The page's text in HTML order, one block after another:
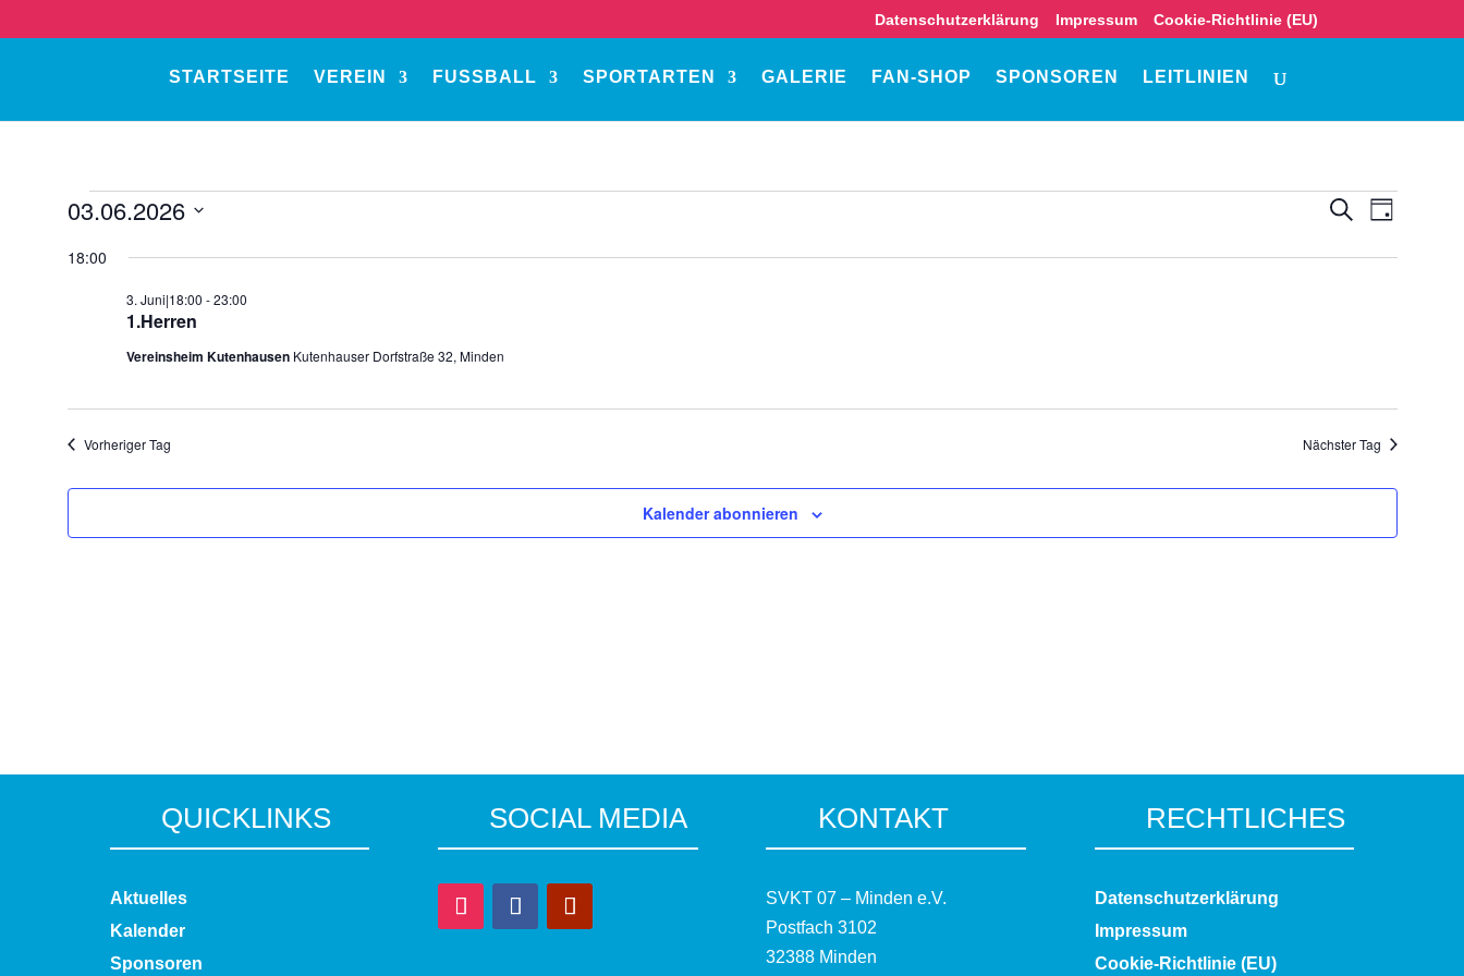
Datenschutzerklärung Impressum Cookie-Richtlinie (EU)
STARTSEITE VEREIN FUSSBALL SPORTARTEN GALERIE FAN-SHOP SPONSOREN LEITLINIEN
Veranstaltungen
3.
Juni
2026
und
Suche
Tag
03.06.2026
18:00
1.Herren
3. Juni|18:00 -23:00
Vereinsheim Kutenhausen Kutenhauser Dorfstraße 32, Minden
Vorheriger Tag Nächster Tag
Kalender abonnieren
QUICKLINKS
Aktuelles
Kalender
Sponsoren
SOCIAL MEDIA KONTAKT
SVKT 07 – Minden e.V.
Postfach 3102
32388 Minden
RECHTLICHES
Datenschutzerklärung
Impressum
Cookie-Richtlinie (EU)